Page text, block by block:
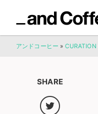
アンドコーヒー » CURATION
SHARE